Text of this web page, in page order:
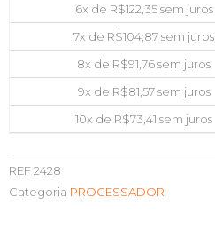
6x de R$122,35sem juros
7x de R$104,87sem juros
8x de R$91,76sem juros
9x de R$81,57sem juros
10x de R$73,41 sem juros
REF2428
Categoria PROCESSADOR